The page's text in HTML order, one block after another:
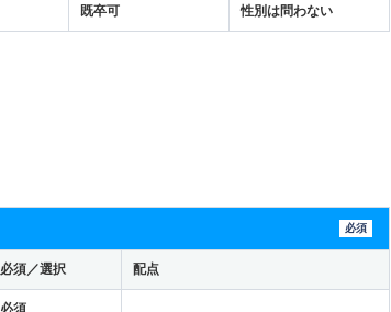
既卒可 性別は問わない
必須
必須／選択 配点
必須